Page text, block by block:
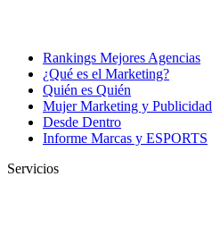
Rankings Mejores Agencias
¿Qué es el Marketing?
Quién es Quién
Mujer Marketing y Publicidad
Desde Dentro
Informe Marcas y ESPORTS
Servicios